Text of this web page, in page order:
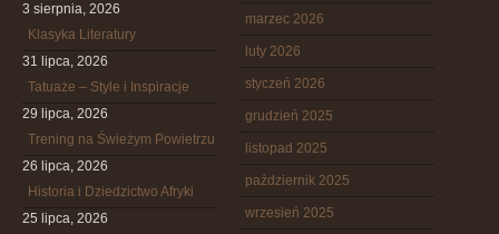
3 sierpnia, 2026
Klasyka Literatury
31 lipca, 2026
Tatuaże – Style i Inspiracje
29 lipca, 2026
Trening na Świeżym Powietrzu
26 lipca, 2026
Historia i Dziedzictwo Afryki
25 lipca, 2026
marzec 2026
luty 2026
styczeń 2026
grudzień 2025
listopad 2025
październik 2025
wrzesień 2025